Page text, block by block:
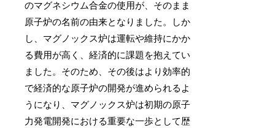
のマグネシウム合金の使用が、そのまま
原子炉の名前の由来となりました。しか
し、マグノックス炉は運転や維持にかか
る費用が高く、経済的に課題を抱えてい
ました。そのため、その後はより効率的
で経済的な原子炉の開発が進められるよ
うになり、マグノックス炉は初期の原子
力発電開発における重要な一歩として歴